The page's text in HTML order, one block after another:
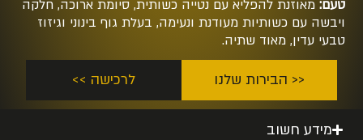
טעם: מאוזנת להפליא עם נטייה כשותית, סיומת ארוכה, חלקה
ויבשה עם כשותיות מעודנת ונעימה, בעלת גוף בינוני וגיזוז
טבעי עדין, מאוד שתיה.
<< הבירות שלנו לרכישה >>
מידע חשוב